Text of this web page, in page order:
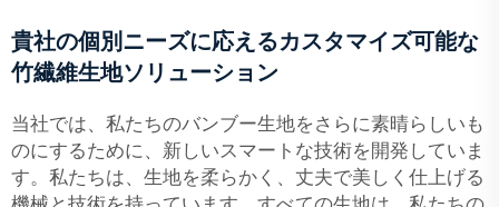
貴社の個別ニーズに応えるカスタマイズ可能な
竹繊維生地ソリューション
当社では、私たちのバンブー生地をさらに素晴らしいも
のにするために、新しいスマートな技術を開発していま
す。私たちは、生地を柔らかく、丈夫で美しく仕上げる